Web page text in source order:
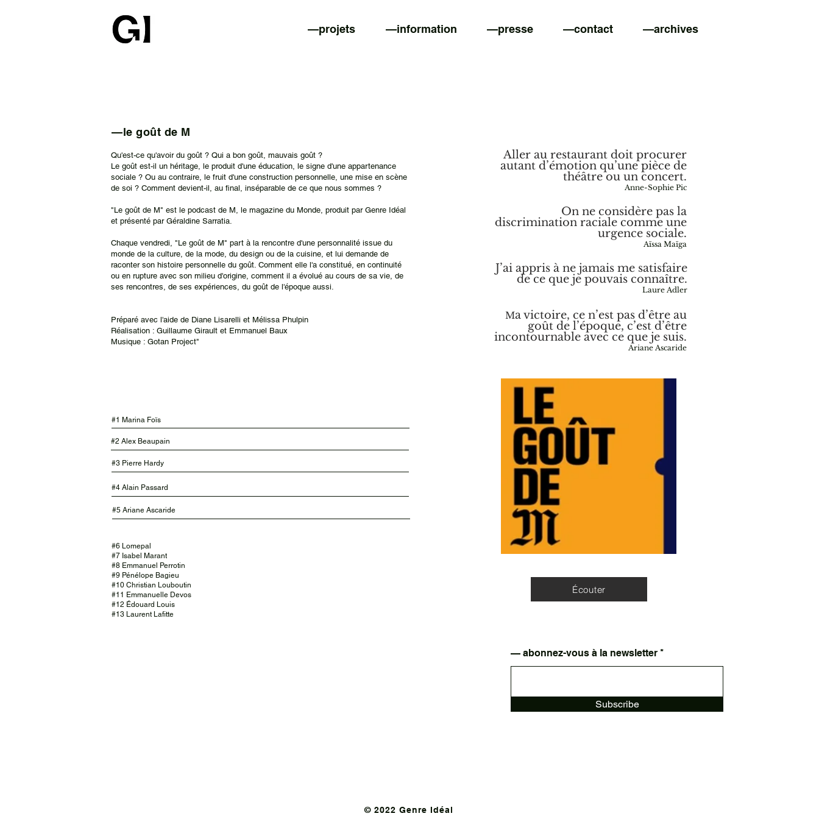
—projets —information —presse —contact —archives
—le goût de M
Qu'est-ce qu'avoir du goût ? Qui a bon goût, mauvais goût ?
Le goût est-il un héritage, le produit d'une éducation, le signe d'une appartenance
sociale ? Ou au contraire, le fruit d'une construction personnelle, une mise en scène
de soi ? Comment devient-il, au final, inséparable de ce que nous sommes ?
"Le goût de M" est le podcast de M, le magazine du Monde, produit par Genre Idéal
et présenté par Géraldine Sarratia.
Chaque vendredi, "Le goût de M" part à la rencontre d'une personnalité issue du
monde de la culture, de la mode, du design ou de la cuisine, et lui demande de
raconter son histoire personnelle du goût. Comment elle l'a constitué, en continuité
ou en rupture avec son milieu d'origine, comment il a évolué au cours de sa vie, de
ses rencontres, de ses expériences, du goût de l'époque aussi.
Préparé avec l'aide de Diane Lisarelli et Mélissa Phulpin
Réalisation : Guillaume Girault et Emmanuel Baux
Musique : Gotan Project"
#1 Marina Foïs
#2 Alex Beaupain
#3 Pierre Hardy
#4 Alain Passard
#6 Lomepal
#7 Isabel Marant
#8 Emmanuel Perrotin
#9 Pénélope Bagieu
#10 Christian Louboutin
#11 Emmanuelle Devos
#12 Édouard Louis
#13 Laurent Lafitte
Aller au restaurant doit procurer
autant d’émotion qu’une pièce de
théâtre ou un concert.
Anne-Sophie Pic
On ne considère pas la
discrimination raciale comme une
urgence sociale.
Aïssa Maïga
J’ai appris à ne jamais me satisfaire
de ce que je pouvais connaître.
Laure Adler
Ma victoire, ce n’est pas d’être au
goût de l’époque, c’est d’être
incontournable avec ce que je suis.
Ariane Ascaride
Écouter
#5 Ariane Ascaride
— abonnez-vous à la newsletter
Subscribe
© 2022 Genre Idéal